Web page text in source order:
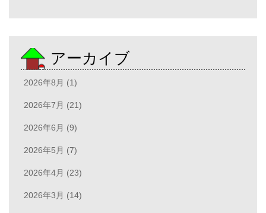
アーカイブ
2026年8月 (1)
2026年7月 (21)
2026年6月 (9)
2026年5月 (7)
2026年4月 (23)
2026年3月 (14)